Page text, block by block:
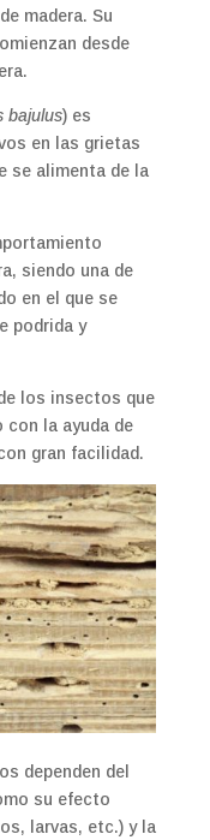
madera. Su
desde
bajulus) es
en las grietas
se alimenta de la
siendo una de
en el que se
podrida y
los insectos que
con la ayuda de
gran facilidad.
dependen del
su efecto
larvas, etc.) y la